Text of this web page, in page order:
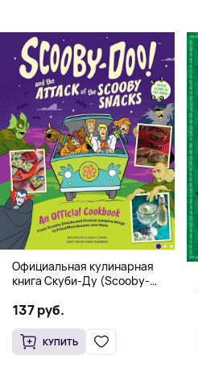
Официальная кулинарная
книга Скуби-Ду (Scooby-
Scooby Snacks), Твердый
137 руб.
КУПИТЬ